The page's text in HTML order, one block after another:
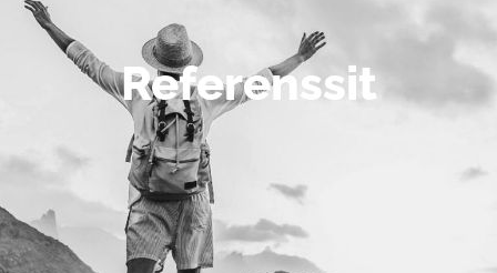
Referenssit